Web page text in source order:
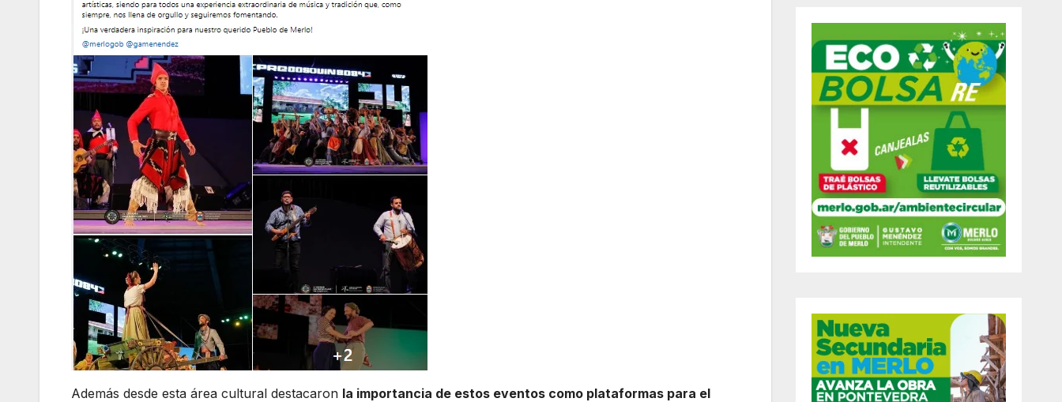
Además desde esta área cultural destacaron la importancia de estos eventos como plataformas para el